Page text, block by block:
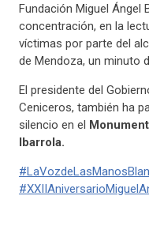
Fundación Miguel Ángel
concentración, en la
víctimas por parte del
de Mendoza, un minuto
El presidente del
Ceniceros, también ha
silencio en el
Ibarrola.
#
#